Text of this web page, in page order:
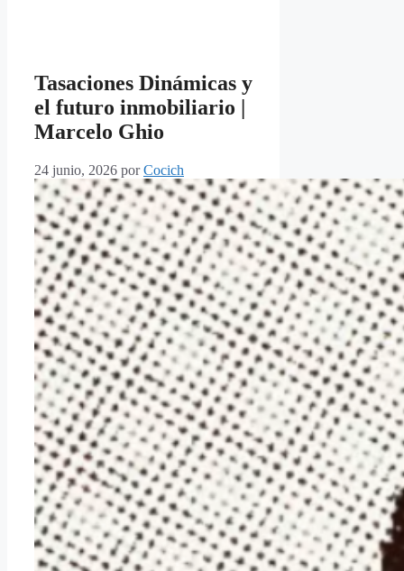
Tasaciones Dinámicas y
el futuro inmobiliario |
Marcelo Ghio
24 junio, 2026 porCocich